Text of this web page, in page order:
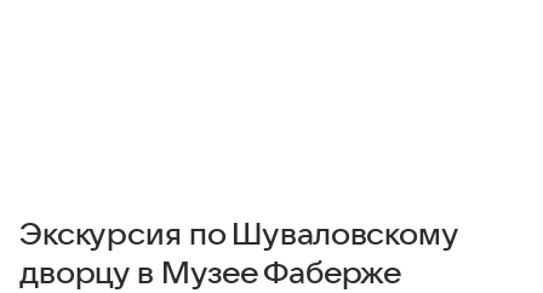
Экскурсия по Шуваловскому
дворцу в Музее Фаберже